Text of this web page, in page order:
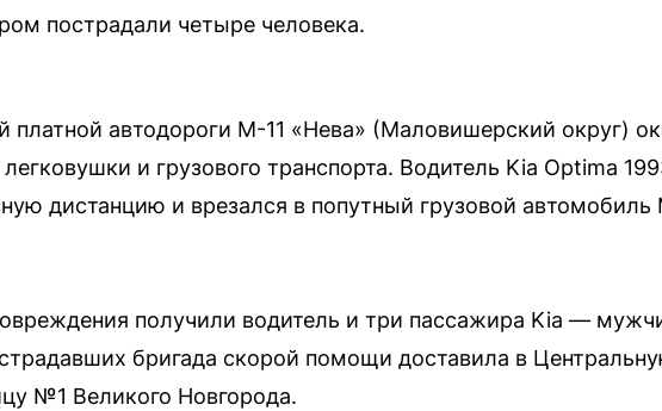
пострадали четыре человека.
автодороги М-11 «Нева» (Маловишерский округ)
и грузового транспорта. Водитель Kia Optima
дистанцию и врезался в попутный грузовой автомобиль
получили водитель и три пассажира Kia —
бригада скорой помощи доставила в
№1 Великого Новгорода.